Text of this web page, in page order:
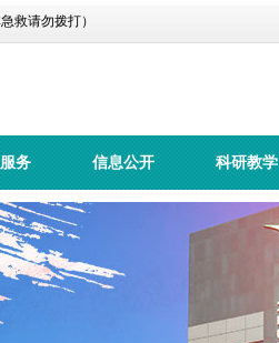
急救请勿拨打）
务 信息公开 科研教学